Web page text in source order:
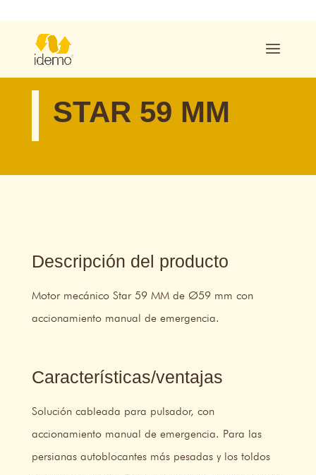
STAR 59 MM
Descripción del producto
Motor mecánico Star 59 MM de Ø59 mm con
accionamiento manual de emergencia.
Características/ventajas
Solución cableada para pulsador, con
accionamiento manual de emergencia. Para las
persianas autoblocantes más pesadas y los toldos